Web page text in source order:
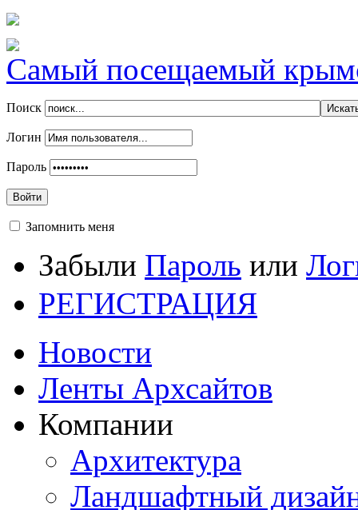
Самый посещаемый
Поиск
Логин
Пароль
Войти
Запомнить меня
Забыли Пароль или
РЕГИСТРАЦИЯ
Новости
Ленты Архсайтов
Компании
Архитектура
Ландшафтный